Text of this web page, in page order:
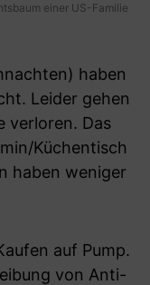
einer US-Familie
haben
Leider gehen
verloren. Das
Küchentisch
haben weniger
auf Pump.
von Anti-